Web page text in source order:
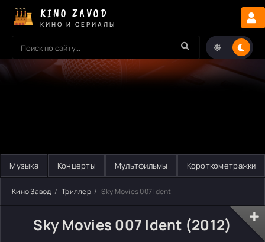
KINO ZAVOD
КИНО И СЕРИАЛЫ
Музыка Концерты Мультфильмы Короткометражки
Кино Завод Триллер Sky Movies 007 Ident
Sky Movies 007 Ident (2012)